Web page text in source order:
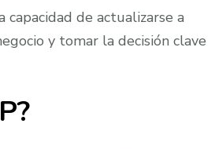
capacidad de actualizarse a
y tomar la decisión clave